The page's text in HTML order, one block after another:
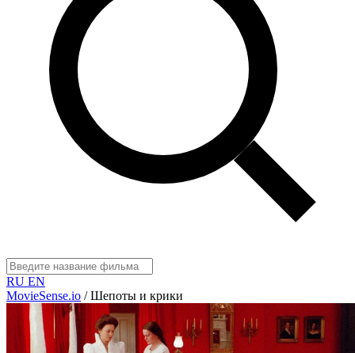
RU EN
MovieSense.io / Шепоты и крики